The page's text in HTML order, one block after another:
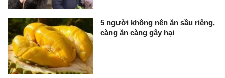
5 người không nên ăn sầu riêng,
càng ăn càng gây hại